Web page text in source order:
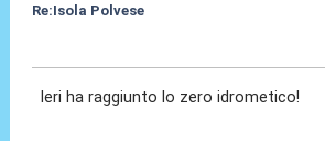
Re:Isola Polvese
Ieri ha raggiunto lo zero idrometico!